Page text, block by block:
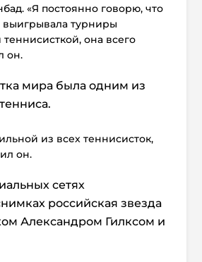
«Я постоянно говорю, что
выигрывала турниры
она всего
он.
мира была одним из
из всех теннисисток,
он.
сетях
российская звезда
Александром Гилксом и